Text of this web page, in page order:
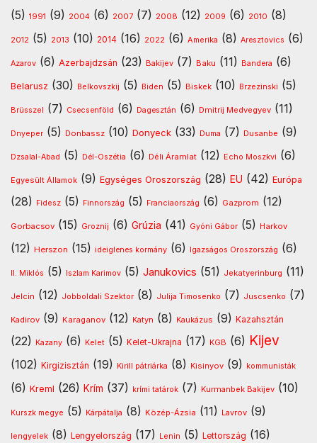
(5) 1991 (9) 2004 (6) 2007 (7) 2008 (12) 2009 (6) 2010 (8)
2012 (5) 2013 (10) 2014 (16) 2022 (6) Amerika (8) Aresztovics (6)
Azarov (6) Azerbajdzsán (23) Bakijev (7) Baku (11) Bandera (6)
Belarusz (30) Belkovszkij (5) Biden (5) Biskek (10) Brzezinski (5)
Brüsszel (7) Csecsenföld (6) Dagesztán (6) Dmitrij Medvegyev (11)
Dnyeper (5) Donbassz (10) Donyeck (33) Duma (7) Dusanbe (9)
Dzsalal-Abad (5) Dél-Oszétia (6) Déli Áramlat (12) Echo Moszkvi (6)
Egyesült Államok (9) Egységes Oroszország (28) EU (42) Európa
(28) Fidesz (5) Finnország (5) Franciaország (6) Gazprom (12)
Gorbacsov (15) Groznij (6) Grúzia (41) Gyóni Gábor (5) Harkov
(12) Herszon (15) ideiglenes kormány (6) Igazságos Oroszország (6)
II. Miklós (5) Iszlam Karimov (5) Janukovics (51) Jekatyerinburg (11)
Jelcin (12) Jobboldali Szektor (8) Julija Timosenko (7) Juscsenko (7)
Kadirov (9) Karaganov (12) Katyn (8) Kaukázus (9) Kazahsztán
(22) Kazany (6) Kelet (5) Kelet-Ukrajna (17) KGB (6) Kijev
(102) Kirgizisztán (19) Kirill pátriárka (8) Kisinyov (9) kommunisták
(6) Kreml (26) Krím (37) krími tatárok (7) Kurmanbek Bakijev (10)
Kurszk megye (5) Kárpátalja (8) Közép-Ázsia (11) Lavrov (9)
lengyelek (8) Lengyelország (17) Lenin (5) Lettország (16)